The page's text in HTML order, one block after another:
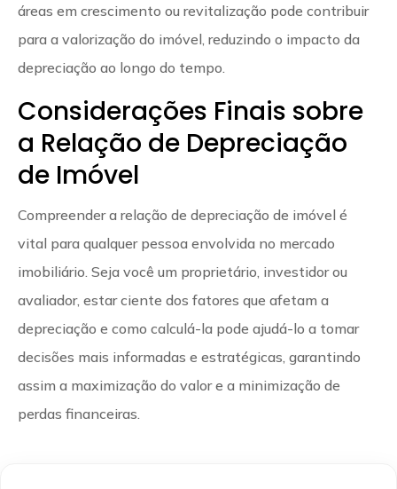
áreas em crescimento ou revitalização pode contribuir
para a valorização do imóvel, reduzindo o impacto da
depreciação ao longo do tempo.
Considerações Finais sobre
a Relação de Depreciação
de Imóvel
Compreender a relação de depreciação de imóvel é
vital para qualquer pessoa envolvida no mercado
imobiliário. Seja você um proprietário, investidor ou
avaliador, estar ciente dos fatores que afetam a
depreciação e como calculá-la pode ajudá-lo a tomar
decisões mais informadas e estratégicas, garantindo
assim a maximização do valor e a minimização de
perdas financeiras.